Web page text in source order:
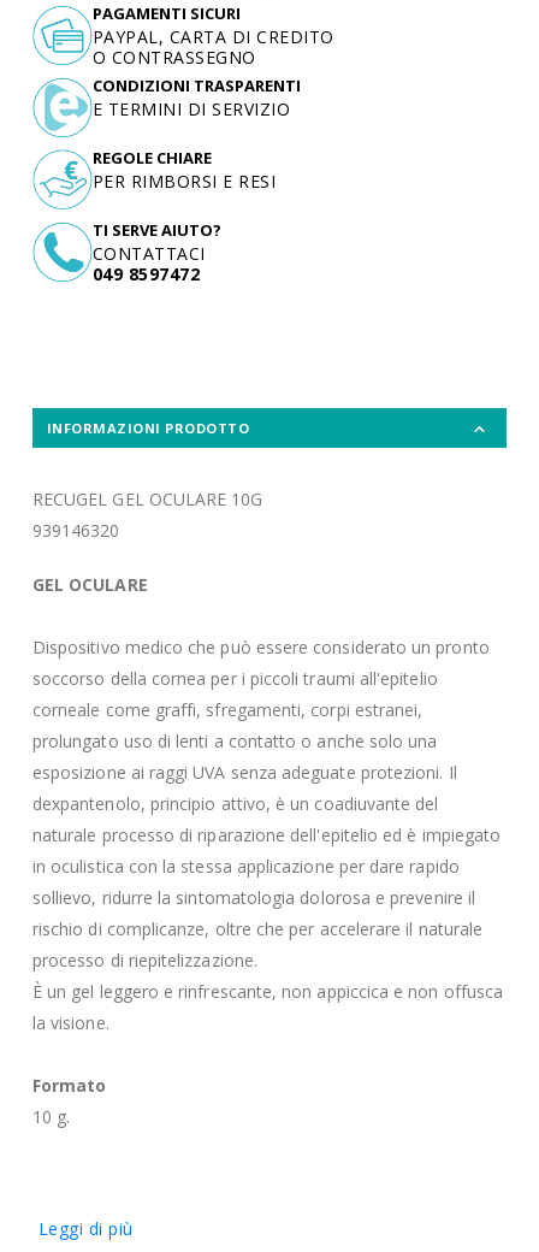
TI SERVE AIUTO?
CONTATTACI
049 8597472
PAGAMENTI SICURI
PAYPAL, CARTA DI CREDITO
O CONTRASSEGNO
CONDIZIONI TRASPARENTI
E TERMINI DI SERVIZIO
REGOLE CHIARE
PER RIMBORSI E RESI
INFORMAZIONI PRODOTTO
RECUGEL GEL OCULARE 10G
939146320
GEL OCULARE
Dispositivo medico che può essere considerato un pronto
soccorso della cornea per i piccoli traumi all'epitelio
corneale come graffi, sfregamenti, corpi estranei,
prolungato uso di lenti a contatto o anche solo una
esposizione ai raggi UVA senza adeguate protezioni. Il
dexpantenolo, principio attivo, è un coadiuvante del
naturale processo di riparazione dell'epitelio ed è impiegato
in oculistica con la stessa applicazione per dare rapido
sollievo, ridurre la sintomatologia dolorosa e prevenire il
rischio di complicanze, oltre che per accelerare il naturale
processo di riepitelizzazione.
È un gel leggero e rinfrescante, non appiccica e non offusca
la visione.
Formato
10 g.
Leggi di più